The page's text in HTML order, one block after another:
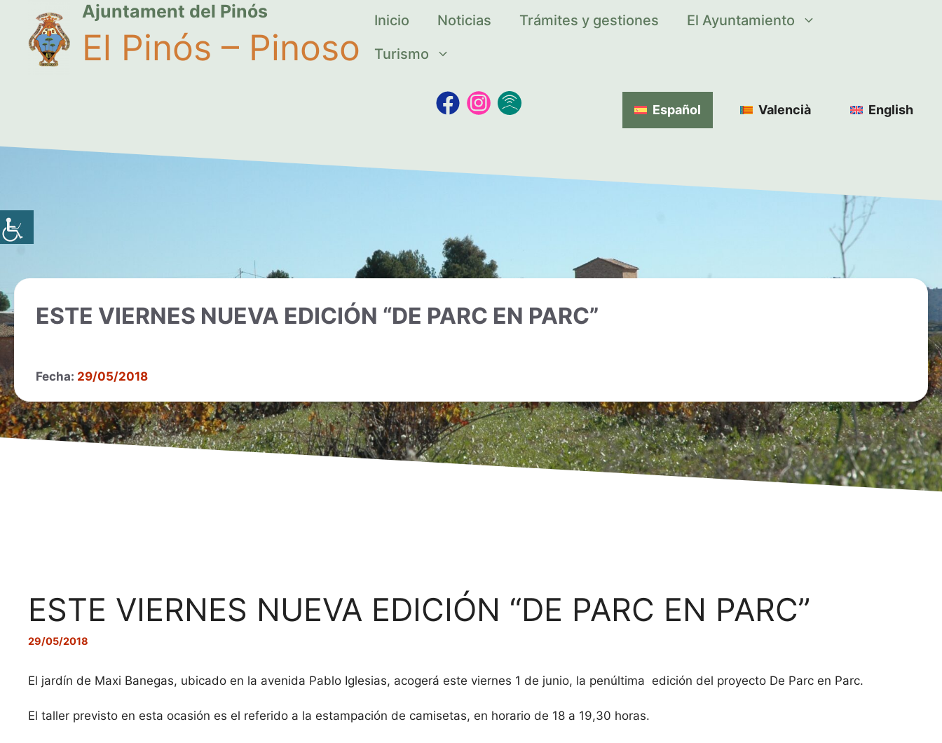
Ajuntament del Pinós
El Pinós – Pinoso
Inicio Noticias Trámites y gestiones
El Ayuntamiento
Turismo
Español Valencià English
ESTE VIERNES NUEVA EDICIÓN “DE PARC EN PARC”
Fecha: 29/05/2018
ESTE VIERNES NUEVA EDICIÓN “DE PARC EN PARC”
29/05/2018
El jardín de Maxi Banegas, ubicado en la avenida Pablo Iglesias, acogerá este viernes 1 de junio, la penúltima edición del proyecto De Parc en Parc.
El taller previsto en esta ocasión es el referido a la estampación de camisetas, en horario de 18 a 19,30 horas.